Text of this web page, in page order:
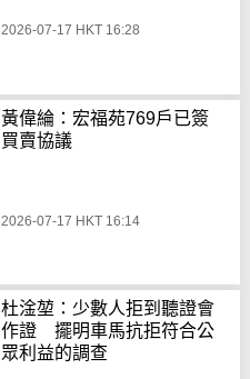
2026-07-17 HKT 16:28
黃偉綸：宏福苑769戶已簽
買賣協議
2026-07-17 HKT 16:14
杜淦堃：少數人拒到聽證會
作證 擺明車馬抗拒符合公
眾利益的調查